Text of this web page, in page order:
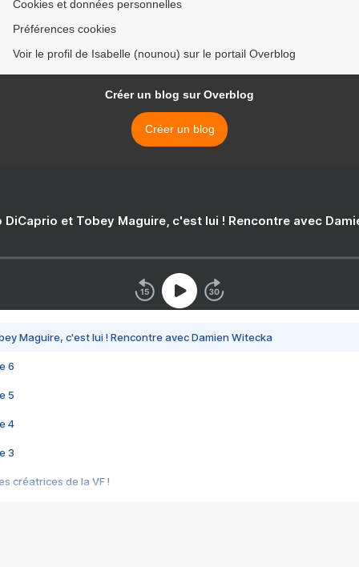
Cookies et données personnelles
Préférences cookies
Voir le profil de Isabelle (nounou) sur le portail Overblog
Créer un blog sur Overblog
Créer un blog
DiCaprio et Tobey Maguire, c'est lui ! Rencontre avec
Maguire, c'est lui ! Rencontre avec Damien Witecka
6
5
4
3
créatrices de la VF !